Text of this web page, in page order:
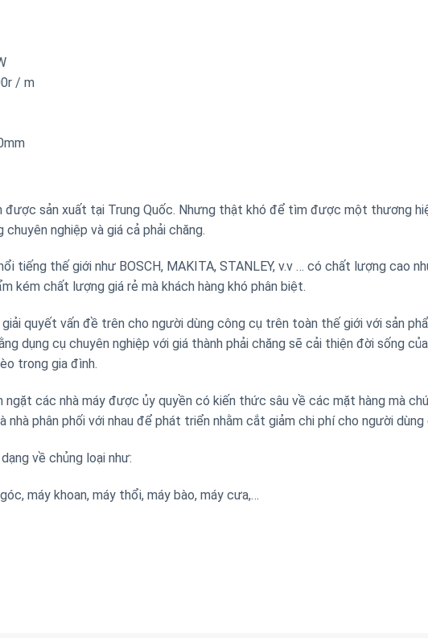
/ m
được sản xuất tại Trung Quốc. Nhưng thật khó để tìm được một thương
nghiệp và giá cả phải chăng.
tiếng thế giới như BOSCH, MAKITA, STANLEY, v.v … có chất lượng cao
kém chất lượng giá rẻ mà khách hàng khó phân biệt.
giải quyết vấn đề trên cho người dùng công cụ trên toàn thế giới với sản
dụng cụ chuyên nghiệp với giá thành phải chăng sẽ cải thiện đời sống
trong gia đình.
ngặt các nhà máy được ủy quyền có kiến ​​thức sâu về các mặt hàng mà
nhà phân phối với nhau để phát triển nhằm cắt giảm chi phí cho người dùng
về chủng loại như:
máy khoan, máy thổi, máy bào, máy cưa,…